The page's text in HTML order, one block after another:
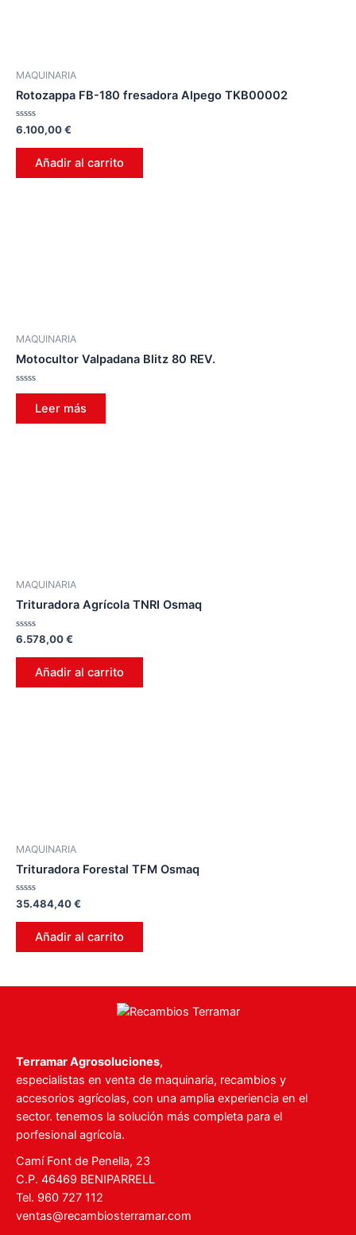
MAQUINARIA
Rotozappa FB-180 fresadora Alpego TKB00002
Valorado
0
6.100,00€
Añadir al carrito
MAQUINARIA
Motocultor Valpadana Blitz 80 REV.
Valorado
Leer más
MAQUINARIA
Trituradora Agrícola TNRI Osmaq
Valorado
0
6.578,00€
Añadir al carrito
MAQUINARIA
Trituradora Forestal TFM Osmaq
Valorado
en
0
35.484,40€
Añadir al carrito
Terramar Agrosoluciones,
especialistas en venta de maquinaria, recambios y
accesorios agrícolas, con una amplia experiencia en el
sector. tenemos la solución más completa para el
porfesional agrícola.
Camí Font de Penella, 23
C.P. 46469 BENIPARRELL
Tel. 960 727 112
ventas@recambiosterramar.com